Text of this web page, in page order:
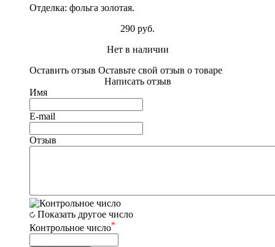
Отделка: фольга золотая.
290 руб.
Нет в наличии
Оставить отзыв Оставьте свой отзыв о товаре
Написать отзыв
Имя
E-mail
Отзыв
Показать другое число
Контрольное число*